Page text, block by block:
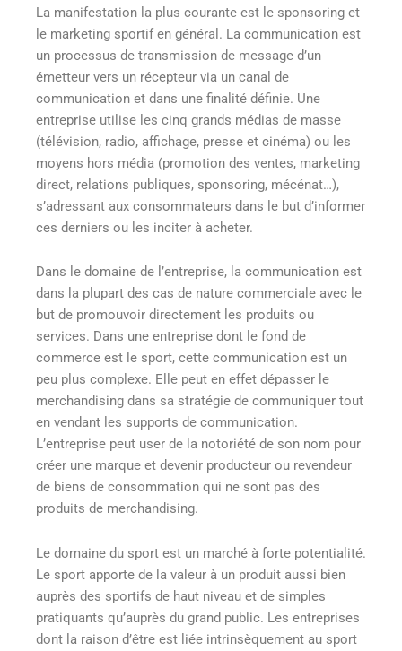
La manifestation la plus courante est le sponsoring et
le marketing sportif en général. La communication est
un processus de transmission de message d’un
émetteur vers un récepteur via un canal de
communication et dans une finalité définie. Une
entreprise utilise les cinq grands médias de masse
(télévision, radio, affichage, presse et cinéma) ou les
moyens hors média (promotion des ventes, marketing
direct, relations publiques, sponsoring, mécénat…),
s’adressant aux consommateurs dans le but d’informer
ces derniers ou les inciter à acheter.
Dans le domaine de l’entreprise, la communication est
dans la plupart des cas de nature commerciale avec le
but de promouvoir directement les produits ou
services. Dans une entreprise dont le fond de
commerce est le sport, cette communication est un
peu plus complexe. Elle peut en effet dépasser le
merchandising dans sa stratégie de communiquer tout
en vendant les supports de communication.
L’entreprise peut user de la notoriété de son nom pour
créer une marque et devenir producteur ou revendeur
de biens de consommation qui ne sont pas des
produits de merchandising.
Le domaine du sport est un marché à forte potentialité.
Le sport apporte de la valeur à un produit aussi bien
auprès des sportifs de haut niveau et de simples
pratiquants qu’auprès du grand public. Les entreprises
dont la raison d’être est liée intrinsèquement au sport